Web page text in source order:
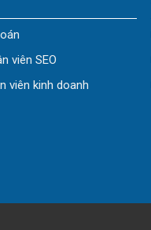
viên SEO
viên kinh doanh